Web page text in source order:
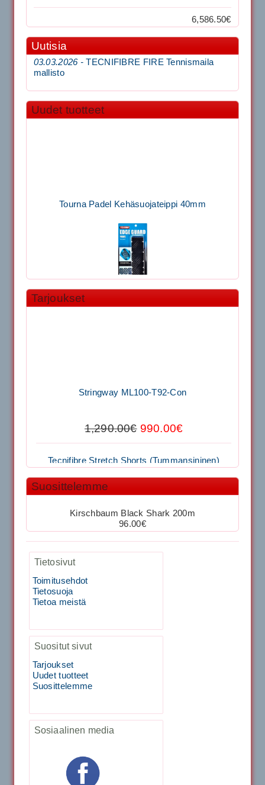
6,586.50€
Uutisia
03.03.2026 -TECNIFIBRE FIRE Tennismaila
mallisto
Uudet tuotteet
1,650.00€
Signum S-7000 Jännityskone (Jalustamalli)
1,999.00€
Kirschbaum Flash Shark 200m
Käsiystäv&...
Tarjoukset
1,290.00€ 990.00€
Kirschbaum Flash Shark 200m
Tecnifibre Razor Spin 12m
19.90€
Tecnifibre Razor Spin 200m
Suosittelemme
Kirschbaum Black Shark 200m
96.00€
Tietosivut
Toimitusehdot
Tietosuoja
Tietoa meistä
Suositut sivut
Tarjoukset
Uudet tuotteet
Suosittelemme
Sosiaalinen media